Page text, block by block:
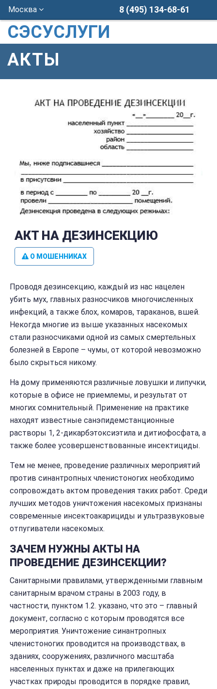
Москва 8 (495) 134-68-61
СЭСУСЛУГИ
АКТЫ
АКТ НА ДЕЗИНСЕКЦИЮ
О МОШЕННИКАХ
Проводя дезинсекцию, каждый из нас нацелен
убить мух, главных разносчиков многочисленных
инфекций, а также блох, комаров, тараканов, вшей.
Некогда многие из выше указанных насекомых
стали разносчиками одной из самых смертельных
болезней в Европе – чумы, от которой невозможно
было скрыться никому.
На дому применяются различные ловушки и липучки,
которые в офисе не приемлемы, и результат от
многих сомнительный. Применение на практике
находят известные санэпидемстанционные
растворы 1, 2-дикарбэтоксиэтила и дитиофосфата, а
также более усовершенствованные инсектициды.
Тем не менее, проведение различных мероприятий
против синантропных членистоногих необходимо
сопровождать актом проведения таких работ. Среди
лучших методов уничтожения насекомых признаны
современные инсектоакарициды и ультразвуковые
отпугиватели насекомых.
ЗАЧЕМ НУЖНЫ АКТЫ НА
ПРОВЕДЕНИЕ ДЕЗИНСЕКЦИИ?
Санитарными правилами, утвержденными главным
санитарным врачом страны в 2003 году, в
частности, пунктом 1.2. указано, что это – главный
документ, согласно с которым проводятся все
мероприятия. Уничтожение синантропных
членистоногих проводится на производствах, в
зданиях, сооружениях, различного масштаба
населенных пунктах и даже на прилегающих
участках природы проводится в порядке правил,